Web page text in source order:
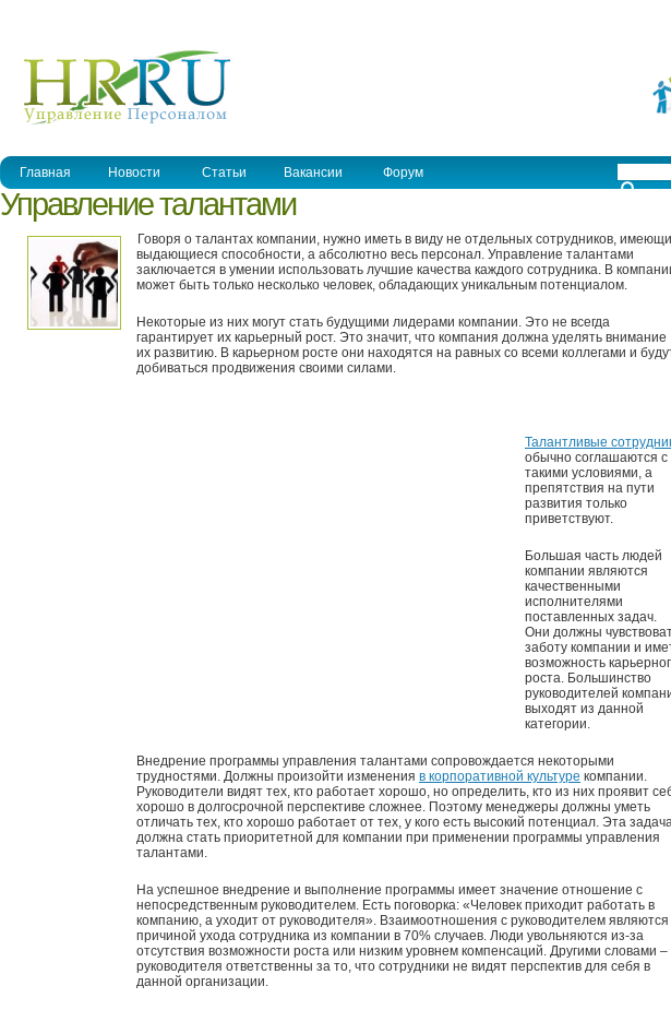
Главная Новости Статьи Вакансии Форум
Управление талантами
Говоря о талантах компании, нужно иметь в виду не отдельных сотрудников,
выдающиеся способности, а абсолютно весь персонал. Управление талантами
заключается в умении использовать лучшие качества каждого сотрудника. В
может быть только несколько человек, обладающих уникальным потенциалом.
Некоторые из них могут стать будущими лидерами компании. Это не всегда
гарантирует их карьерный рост. Это значит, что компания должна уделять внимание
их развитию. В карьерном росте они находятся на равных со всеми коллегами и
добиваться продвижения своими силами.
Талантливые
обычно соглашаются с
такими условиями, а
препятствия на пути
развития только
приветствуют.
Большая часть людей
компании являются
качественными
исполнителями
поставленных задач.
Они должны
заботу компании и
возможность
роста. Большинство
руководителей
выходят из данной
категории.
Внедрение программы управления талантами сопровождается некоторыми
трудностями. Должны произойти изменения в корпоративной культуре компании.
Руководители видят тех, кто работает хорошо, но определить, кто из них проявит
хорошо в долгосрочной перспективе сложнее. Поэтому менеджеры должны уметь
отличать тех, кто хорошо работает от тех, у кого есть высокий потенциал. Эта
должна стать приоритетной для компании при применении программы управления
талантами.
На успешное внедрение и выполнение программы имеет значение отношение с
непосредственным руководителем. Есть поговорка: «Человек приходит работать в
компанию, а уходит от руководителя». Взаимоотношения с руководителем являются
причиной ухода сотрудника из компании в 70% случаев. Люди увольняются из-за
отсутствия возможности роста или низким уровнем компенсаций. Другими словами –
руководителя ответственны за то, что сотрудники не видят перспектив для себя в
данной организации.